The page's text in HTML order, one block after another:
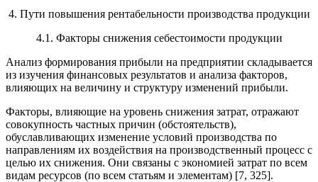
4. Пути повышения рентабельности производства продукции
4.1. Факторы снижения себестоимости продукции
Анализ формирования прибыли на предприятии складывается
из изучения финансовых результатов и анализа факторов,
влияющих на величину и структуру изменений прибыли.
Факторы, влияющие на уровень снижения затрат, отражают
совокупность частных причин (обстоятельств),
обуславливающих изменение условий производства по
направлениям их воздействия на производственный процесс с
целью их снижения. Они связаны с экономией затрат по всем
видам ресурсов (по всем статьям и элементам) [7, 325].